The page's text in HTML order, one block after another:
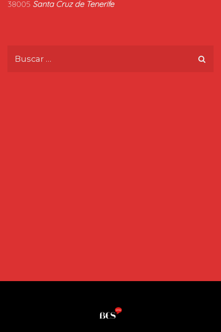
38005 Santa Cruz de Tenerife